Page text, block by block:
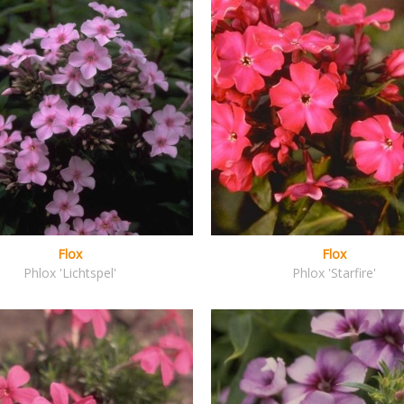
Flox
Phlox 'Lichtspel'
Flox
Phlox 'Starfire'